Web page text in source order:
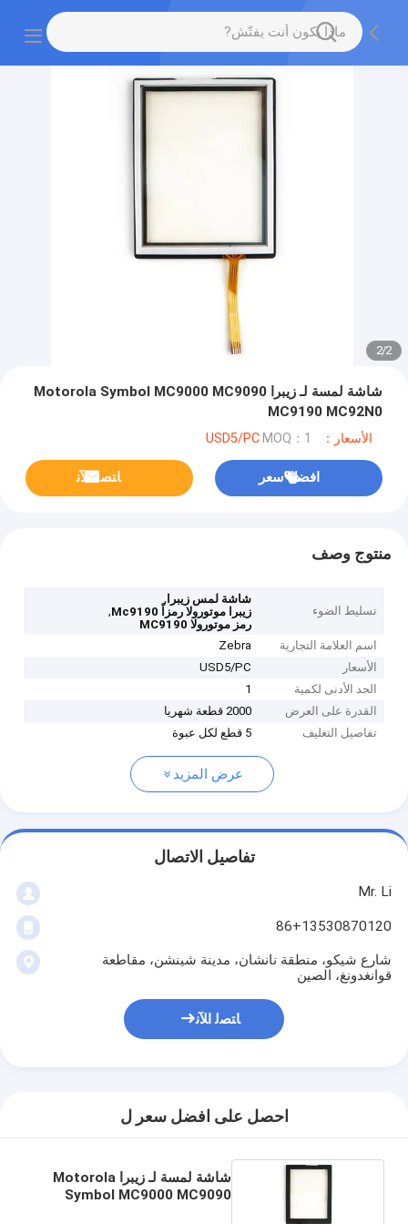
2
/
2
شاشة لمسة لـ زيبرا Motorola Symbol MC9000 MC9090
MC9190 MC92N0
الأسعار：USD5/PC MOQ：1
افضل سعر ﺎﺘﺼﻟ ﺍﻶﻧ
منتوج وصف
تسليط الضوء
شاشة لمس زيبرا ,
زيبرا موتورولا رمزاً Mc9190
,
رمز موتورولا MC9190
اسم العلامة التجارية
Zebra
الأسعار
USD5/PC
الحد الأدنى لكمية
1
القدرة على العرض
2000 قطعة شهريا
تفاصيل التغليف
5 قطع لكل عبوة
عرض المزيد
تفاصيل الاتصال
Mr. Li
86+13530870120
شارع شيكو، منطقة نانشان، مدينة شينشن، مقاطعة
قوانغدونغ، الصين
ﺎﺘﺼﻟ ﺍﻶﻧ
احصل على افضل سعر ل
شاشة لمسة لـ زيبرا Motorola
Symbol MC9000 MC9090